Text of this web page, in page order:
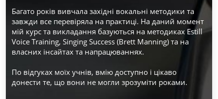
Багато років вивчала західні вокальні методики та
завжди все перевіряла на практиці. На даний момент
мій курс та викладання базуються на методиках Estill
Voice Training, Singing Success (Brett Manning) та на
власних інсайтах та напрацюваннях.
По відгуках моїх учнів, вмію доступно і цікаво
донести те, що вони не могли зрозуміти роками.